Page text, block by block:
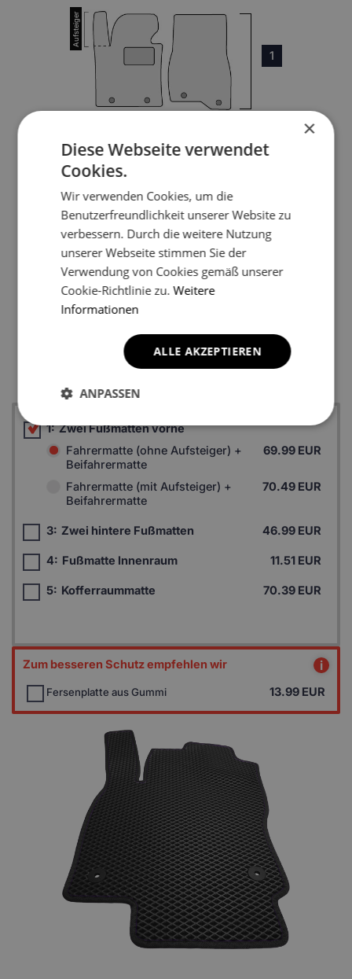
1
4
5
*Ein Beispielfoto. Das Finalprodukt kann sich abhängig vom
Autofußboden unterscheiden.
1: Zwei Fußmatten vorne
Fahrermatte (ohne Aufsteiger) +
Beifahrermatte
69.99 EUR
Fahrermatte (mit Aufsteiger) +
Beifahrermatte
70.49 EUR
3: Zwei hintere Fußmatten 46.99 EUR
4: Fußmatte Innenraum 11.51 EUR
5: Kofferraummatte 70.39 EUR
Zum besseren Schutz empfehlen wir i
Fersenplatte aus Gummi 13.99 EUR
×
Diese Webseite verwendet
Cookies.
Wir verwenden Cookies, um die
Benutzerfreundlichkeit unserer Website zu
verbessern. Durch die weitere Nutzung
unserer Webseite stimmen Sie der
Verwendung von Cookies gemäß unserer
Cookie-Richtlinie zu.Weitere
Informationen
ALLE AKZEPTIEREN
ANPASSEN